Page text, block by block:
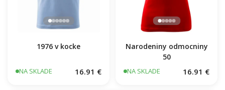
1976 v kocke
NA SKLADE 16.91 €
Narodeniny odmocniny
50
NA SKLADE 16.91 €